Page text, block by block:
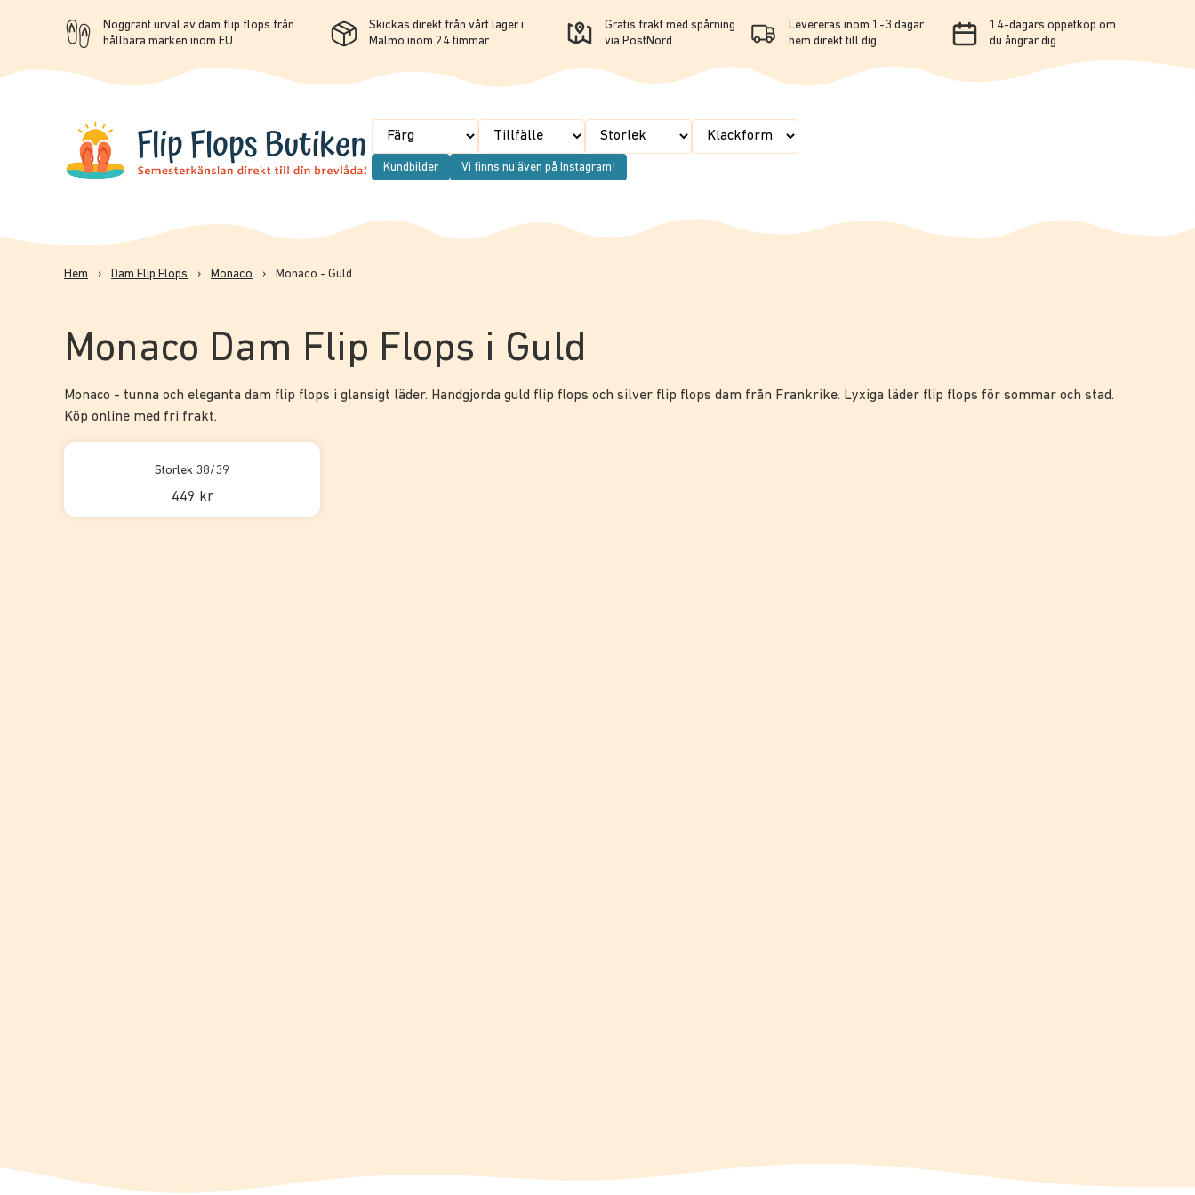
Noggrant urval av dam flip flops från
hållbara märken inom EU
Skickas direkt från vårt lager i
Malmö inom 24 timmar
Gratis frakt med spårning
via PostNord
Levereras inom 1-3 dagar
hem direkt till dig
14-dagars öppetköp om
du ångrar dig
Kundbilder Vi finns nu även på Instagram!
Hem › Dam Flip Flops › Monaco › Monaco - Guld
Monaco Dam Flip Flops i Guld
Monaco - tunna och eleganta dam flip flops i glansigt läder. Handgjorda guld flip flops och silver flip flops dam från Frankrike. Lyxiga läder flip flops för sommar och stad.
Köp online med fri frakt.
Storlek 38/39
449 kr